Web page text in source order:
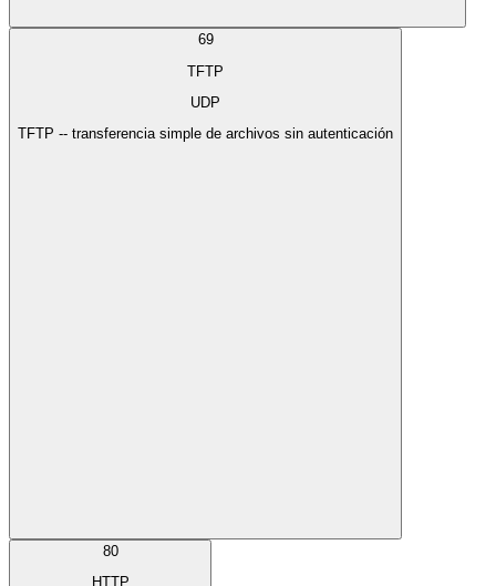
69
TFTP
UDP
TFTP -- transferencia simple de archivos sin autenticación
80
HTTP